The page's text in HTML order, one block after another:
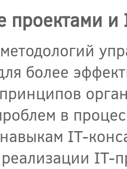
проектами и
более
в
IT-
IT-